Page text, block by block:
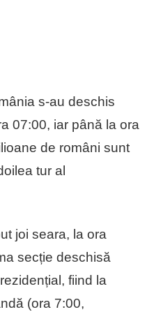
s-au deschis
07:00, iar până la ora
de români sunt
tur al
joi seara, la ora
secție deschisă
fiind la
(ora 7:00,